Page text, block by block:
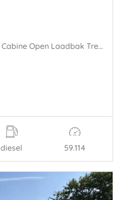
35S12 2.3 HPi Dubbele Cabine Open Laadbak Trekhaak 85KW Euro 6
diesel 59.114